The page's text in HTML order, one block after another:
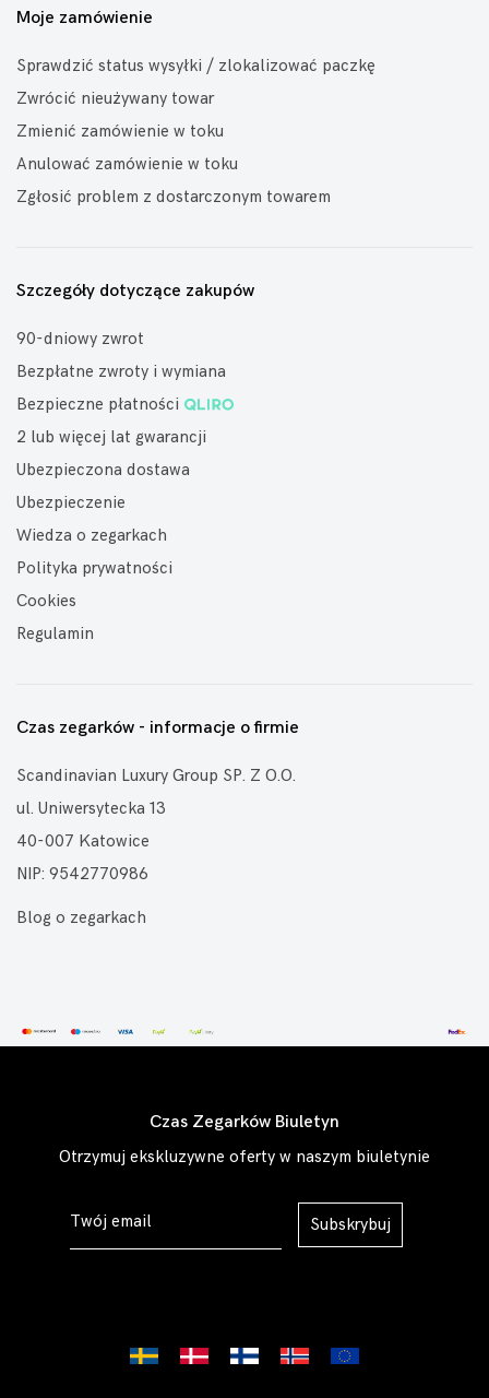
Moje zamówienie
Sprawdzić status wysyłki / zlokalizować paczkę
Zwrócić nieużywany towar
Zmienić zamówienie w toku
Anulować zamówienie w toku
Zgłosić problem z dostarczonym towarem
Szczegóły dotyczące zakupów
90-dniowy zwrot
Bezpłatne zwroty i wymiana
Bezpieczne płatności
2 lub więcej lat gwarancji
Ubezpieczona dostawa
Ubezpieczenie
Wiedza o zegarkach
Polityka prywatności
Cookies
Regulamin
Czas zegarków - informacje o firmie
Scandinavian Luxury Group SP. Z O.O.
ul. Uniwersytecka 13
40-007 Katowice
NIP: 9542770986
Blog o zegarkach
Czas Zegarków Biuletyn
Otrzymuj ekskluzywne oferty w naszym biuletynie
Subskrybuj